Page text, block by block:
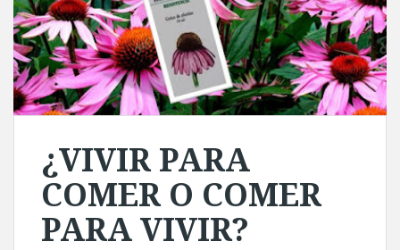
¿VIVIR PARA
COMER O COMER
PARA VIVIR?